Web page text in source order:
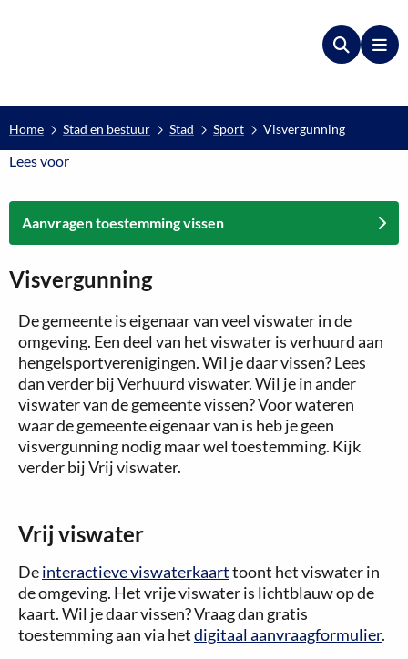
Zoeken
Home Stad en bestuur Stad Sport Visvergunning
Lees voorLees voor
Aanvragen toestemming vissen
Visvergunning
De gemeente is eigenaar van veel viswater in de
omgeving. Een deel van het viswater is verhuurd aan
hengelsportverenigingen. Wil je daar vissen? Lees
dan verder bij Verhuurd viswater. Wil je in ander
viswater van de gemeente vissen? Voor wateren
waar de gemeente eigenaar van is heb je geen
visvergunning nodig maar wel toestemming. Kijk
verder bij Vrij viswater.
Vrij viswater
Deinteractieve viswaterkaarttoont het viswater in
de omgeving. Het vrije viswater is lichtblauw op de
kaart. Wil je daar vissen? Vraag dan gratis
toestemming aan via hetdigitaal aanvraagformulier.